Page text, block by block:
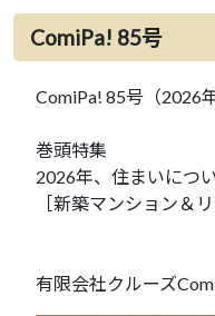
ComiPa! 85号
ComiPa! 85号（2026
巻頭特集
2026年、住まいにつ
［新築マンション＆
有限会社クルーズ